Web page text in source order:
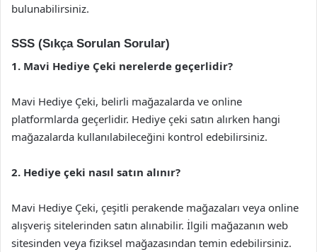
bulunabilirsiniz.
SSS (Sıkça Sorulan Sorular)
1. Mavi Hediye Çeki nerelerde geçerlidir?
Mavi Hediye Çeki, belirli mağazalarda ve online
platformlarda geçerlidir. Hediye çeki satın alırken hangi
mağazalarda kullanılabileceğini kontrol edebilirsiniz.
2. Hediye çeki nasıl satın alınır?
Mavi Hediye Çeki, çeşitli perakende mağazaları veya online
alışveriş sitelerinden satın alınabilir. İlgili mağazanın web
sitesinden veya fiziksel mağazasından temin edebilirsiniz.